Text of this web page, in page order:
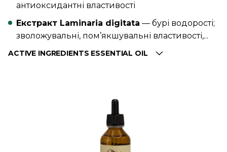
антиоксидантні властивості
Екстракт Laminaria digitata — бурі водорості;
зволожувальні, пом’якшувальні властивості,...
ACTIVE INGREDIENTS ESSENTIAL OIL